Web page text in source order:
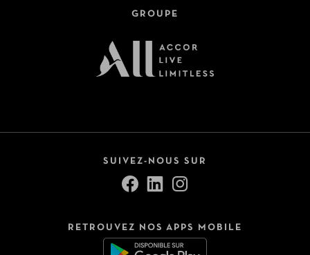
GROUPE
SUIVEZ-NOUS SUR
RETROUVEZ NOS APPS MOBILE